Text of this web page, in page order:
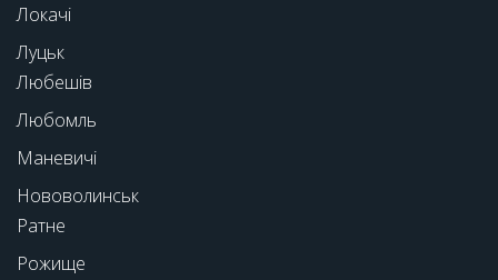
Локачі
Луцьк
Любешів
Любомль
Маневичі
Нововолинськ
Ратне
Рожище